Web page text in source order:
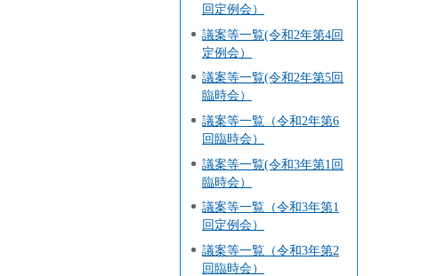
回定例会）
議案等一覧(令和2年第4回
定例会）
議案等一覧(令和2年第5回
臨時会）
議案等一覧（令和2年第6
回臨時会）
議案等一覧(令和3年第1回
臨時会）
議案等一覧（令和3年第1
回定例会）
議案等一覧（令和3年第2
回臨時会）